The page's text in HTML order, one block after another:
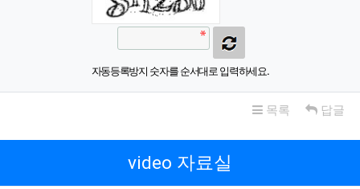
자동등록방지 숫자를 순서대로 입력하세요.
목록 답글
video 자료실